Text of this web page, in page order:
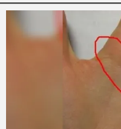
自民党
婚する
言”、翌
週刊女性
天皇陛
結”か…
対峙す